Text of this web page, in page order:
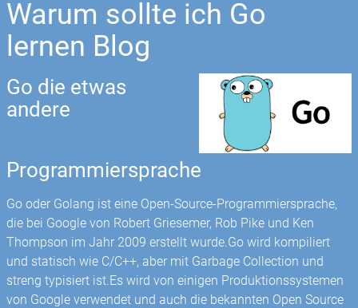
Warum sollte ich Go
lernen Blog
Go die etwas
andere
Programmiersprache
Go oder Golang ist eine Open-Source-Programmiersprache,
die bei Google von Robert Griesemer, Rob Pike und Ken
Thompson im Jahr 2009 erstellt wurde.Go wird kompiliert
und statisch wie C/C++, aber mit Garbage Collection und
streng typisiert ist.Es wird von einigen Produktionssystemen
von Google verwendet und auch die bekannten Open Source